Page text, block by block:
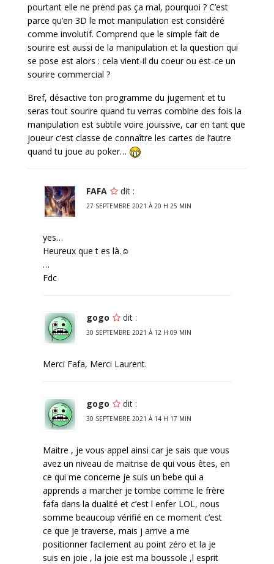
pourtant elle ne prend pas ça mal, pourquoi ? C’est
parce qu’en 3D le mot manipulation est considéré
comme involutif. Comprend que le simple fait de
sourire est aussi de la manipulation et la question qui
se pose est alors : cela vient-il du coeur ou est-ce un
sourire commercial ?
Bref, désactive ton programme du jugement et tu
seras tout sourire quand tu verras combine des fois la
manipulation est subtile voire jouissive, car en tant que
joueur c’est classe de connaître les cartes de l’autre
quand tu joue au poker…
FAFA dit :
27 SEPTEMBRE 2021 À 20 H 25 MIN
yes…
Heureux que t es là.☺
…
Fdc
gogo dit :
30 SEPTEMBRE 2021 À 12 H 09 MIN
Merci Fafa, Merci Laurent.
gogo dit :
30 SEPTEMBRE 2021 À 14 H 17 MIN
Maitre , je vous appel ainsi car je sais que vous
avez un niveau de maitrise de qui vous êtes, en
ce qui me concerne je suis un bebe qui a
apprends a marcher je tombe comme le frère
fafa dans la dualité et c’est l enfer LOL, nous
somme beaucoup vérifié en ce moment c’est
ce que je traverse, mais j arrive a me
positionner facilement au point zéro et la je
suis en joie , la joie est ma boussole ,l esprit